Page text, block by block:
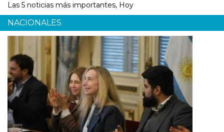
Las 5 noticias más importantes, Hoy
NACIONALES